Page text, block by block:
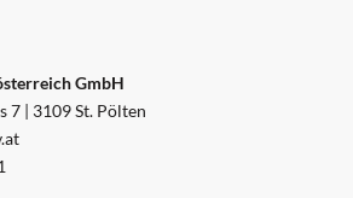
GmbH
7 | 3109 St. Pölten